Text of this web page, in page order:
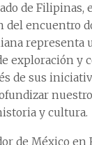
de Filipinas,
del encuentro
representa
exploración y
de sus
y cultura.
de México